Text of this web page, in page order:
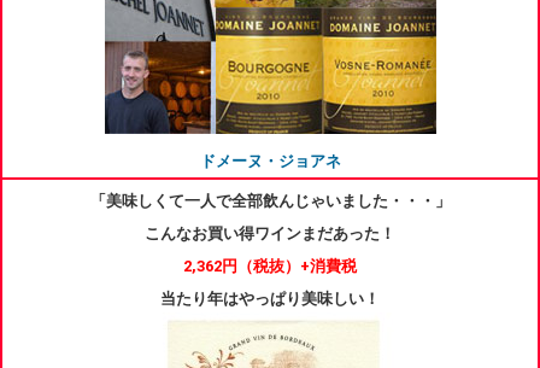
ドメーヌ・ジョアネ
「美味しくて一人で全部飲んじゃいました・・・」
こんなお買い得ワインまだあった！
2,362円
（税抜）+消費税
当たり年はやっぱり美味しい！